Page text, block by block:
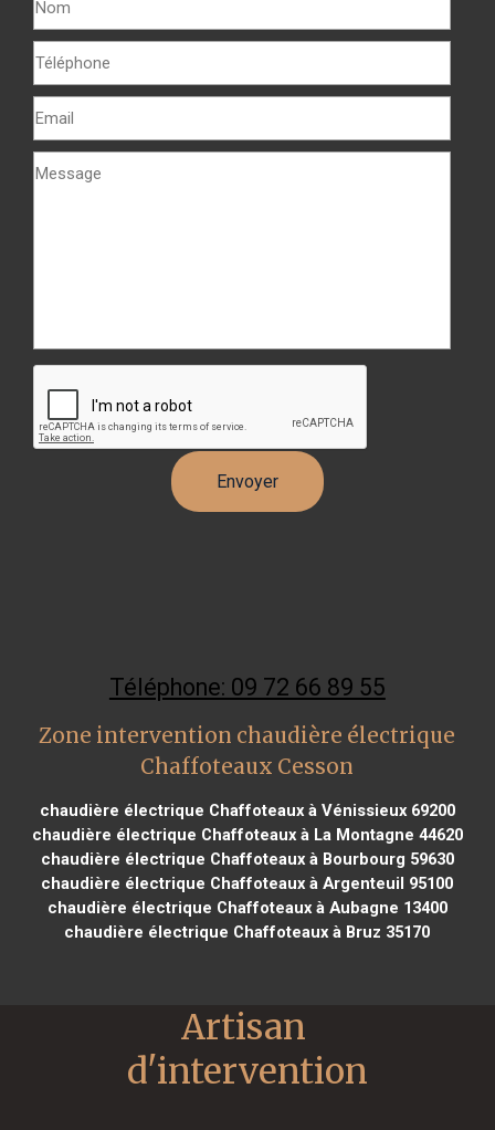
Téléphone: 09 72 66 89 55
Zone intervention chaudière électrique
Chaffoteaux Cesson
chaudière électrique Chaffoteaux à Vénissieux 69200
chaudière électrique Chaffoteaux à La Montagne 44620
chaudière électrique Chaffoteaux à Bourbourg 59630
chaudière électrique Chaffoteaux à Argenteuil 95100
chaudière électrique Chaffoteaux à Aubagne 13400
chaudière électrique Chaffoteaux à Bruz 35170
Artisan
d'intervention